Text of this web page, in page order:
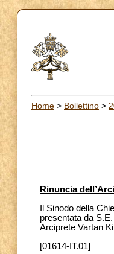
Home > Bollettino >
Rinuncia
Il Sinodo della
presentata da
Arciprete Vartan
[01614-IT.01]